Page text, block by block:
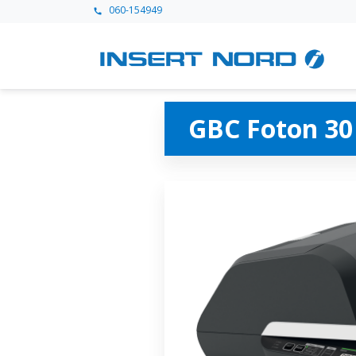
call 060-154949
GBC Foton